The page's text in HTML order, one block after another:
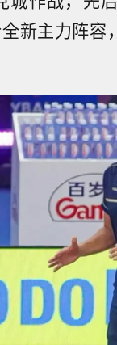
新主力阵容